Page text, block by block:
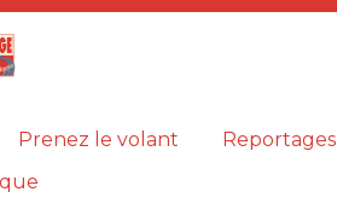
Prenez le volant Reportages